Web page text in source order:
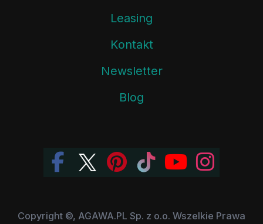
Leasing
Kontakt
Newsletter
Blog
Copyright ©, AGAWA.PL Sp. z o.o. Wszelkie Prawa